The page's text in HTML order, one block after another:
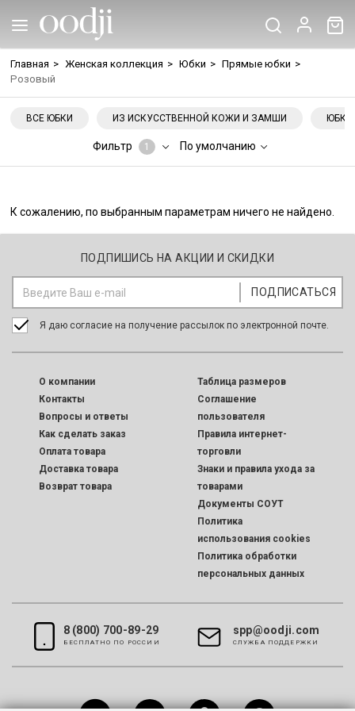
Главная > Женская коллекция > Юбки > Прямые юбки >
Розовый
ВСЕ ЮБКИ ИЗ ИСКУССТВЕННОЙ КОЖИ И ЗАМШИ
Фильтр 1 По умолчанию
К сожалению, по выбранным параметрам ничего не найдено.
ПОДПИШИСЬ НА АКЦИИ И СКИДКИ
Я даю согласие на получение рассылок по электронной почте.
O компании
Контакты
Вопросы и ответы
Как сделать заказ
Оплата товара
Доставка товара
Возврат товара
Таблица размеров
Соглашение
пользователя
Правила интернет-
торговли
Знаки и правила ухода за
товарами
Документы СОУТ
Политика
использования cookies
Политика обработки
персональных данных
8 (800) 700-89-29
БЕСПЛАТНО ПО РОССИИ
spp@oodji.com
CЛУЖБА ПОДДЕРЖКИ